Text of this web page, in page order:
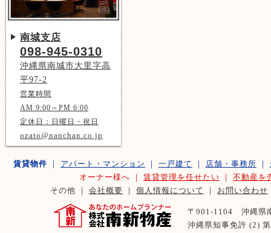
南城支店
098-945-0310
沖縄県南城市大里字高
平97-2
営業時間
AM 9:00～PM 6:00
定休日：日曜日・祝日
ozato@nanchan.co.jp
賃貸物件 ｜ アパート・マンション ｜ 一戸建て ｜ 店舗・事務所 ｜
オーナー様へ ｜ 賃貸管理を任せたい ｜ 不動産を
その他 ｜ 会社概要 ｜ 個人情報について ｜ お問い合わせ
〒901-1104 沖縄県
沖縄県知事免許 (2)